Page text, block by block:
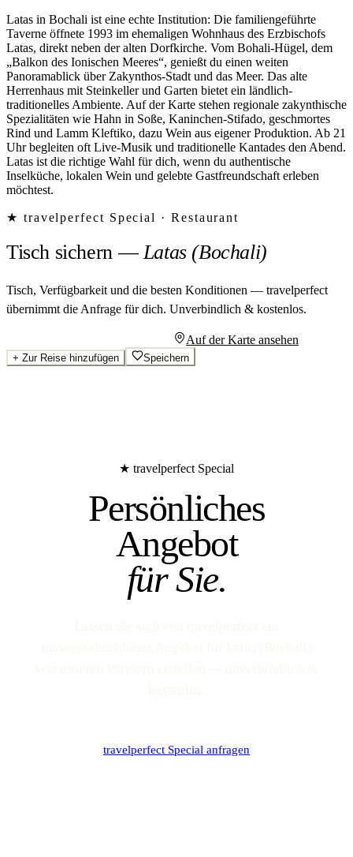
Latas in Bochali ist eine echte Institution: Die familiengeführte
Taverne öffnete 1993 im ehemaligen Wohnhaus des Erzbischofs
Latas, direkt neben der alten Dorfkirche. Vom Bohali-Hügel, dem
„Balkon des Ionischen Meeres“, genießt du einen weiten
Panoramablick über Zakynthos-Stadt und das Meer. Das alte
Herrenhaus mit Steinkeller und Garten bietet ein ländlich-
traditionelles Ambiente. Auf der Karte stehen regionale zakynthische
Spezialitäten wie Hahn in Soße, Kaninchen-Stifado, geschmortes
Rind und Lamm Kleftiko, dazu Wein aus eigener Produktion. Ab 21
Uhr begleiten oft Live-Musik und traditionelle Kantades den Abend.
Latas ist die richtige Wahl für dich, wenn du authentische
Inselküche, lokalen Wein und gelebte Gastfreundschaft erleben
möchtest.
★ travelperfect Special · Restaurant
Tisch sichern—Latas (Bochali)
Tisch, Verfügbarkeit und die besten Konditionen — travelperfect
übernimmt die Anfrage für dich. Unverbindlich & kostenlos.
Auf der Karte ansehen
+ Zur Reise hinzufügen Speichern
★ travelperfect Special
Persönliches
Angebot
für Sie.
travelperfect Special anfragen